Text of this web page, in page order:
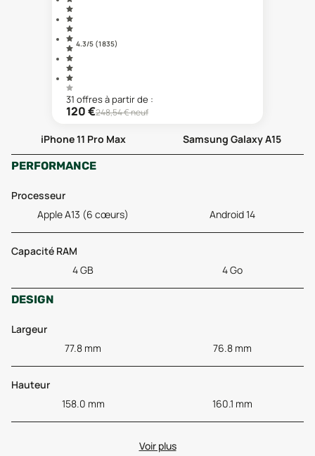
4.3/5 (1 835)
31 offresà partir de :
120€248,54€ neuf
iPhone 11 Pro Max
Samsung Galaxy A15
PERFORMANCE
Processeur
Apple A13 (6 cœurs)
Android 14
Capacité RAM
4 GB
4 Go
DESIGN
Largeur
77.8 mm
76.8 mm
Hauteur
158.0 mm
160.1 mm
Voir plus